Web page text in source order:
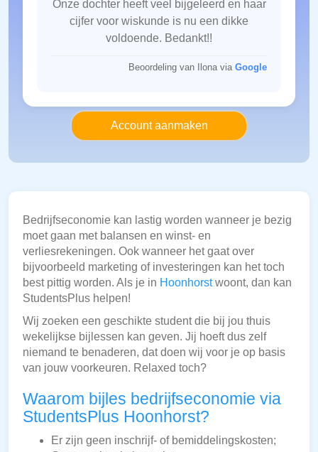
Onze dochter heeft veel bijgeleerd en haar
cijfer voor wiskunde is nu een dikke
voldoende. Bedankt!!
Beoordeling van Ilona via Google
Account aanmaken
Bedrijfseconomie kan lastig worden wanneer je bezig
moet gaan met balansen en winst- en
verliesrekeningen. Ook wanneer het gaat over
bijvoorbeeld marketing of investeringen kan het toch
best pittig worden. Als je in Hoonhorstwoont, dan kan
StudentsPlus helpen!
Wij zoeken een geschikte student die bij jou thuis
wekelijkse bijlessen kan geven. Jij hoeft dus zelf
niemand te benaderen, dat doen wij voor je op basis
van jouw voorkeuren. Relaxed toch?
Waarom bijles bedrijfseconomie via
StudentsPlus Hoonhorst?
Er zijn geen inschrijf- of bemiddelingskosten;